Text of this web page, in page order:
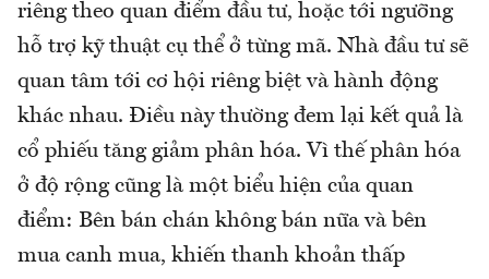
riêng theo quan điểm đầu tư, hoặc tới ngưỡng
hỗ trợ kỹ thuật cụ thể ở từng mã. Nhà đầu tư sẽ
quan tâm tới cơ hội riêng biệt và hành động
khác nhau. Điều này thường đem lại kết quả là
cổ phiếu tăng giảm phân hóa. Vì thế phân hóa
ở độ rộng cũng là một biểu hiện của quan
điểm: Bên bán chán không bán nữa và bên
mua canh mua, khiến thanh khoản thấp